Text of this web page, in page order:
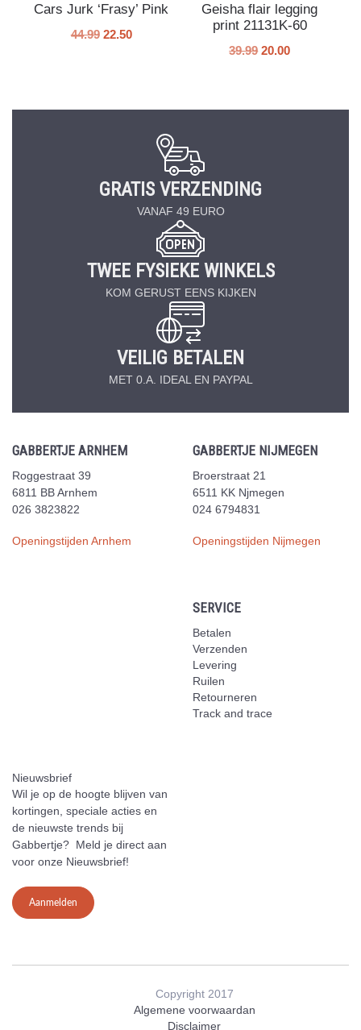
Cars Jurk ‘Frasy’ Pink
44.99 22.50
Geisha flair legging
print 21131K-60
39.99 20.00
GRATIS VERZENDING
VANAF 49 EURO
TWEE FYSIEKE WINKELS
KOM GERUST EENS KIJKEN
VEILIG BETALEN
MET 0.A. IDEAL EN PAYPAL
GABBERTJE ARNHEM
Roggestraat 39
6811 BB Arnhem
026 3823822
Openingstijden Arnhem
GABBERTJE NIJMEGEN
Broerstraat 21
6511 KK Njmegen
024 6794831
Openingstijden Nijmegen
SERVICE
Betalen
Verzenden
Levering
Ruilen
Retourneren
Track and trace
Nieuwsbrief
Wil je op de hoogte blijven van
kortingen, speciale acties en
de nieuwste trends bij
Gabbertje? Meld je direct aan
voor onze Nieuwsbrief!
Aanmelden
Copyright 2017
Algemene voorwaardan
Disclaimer